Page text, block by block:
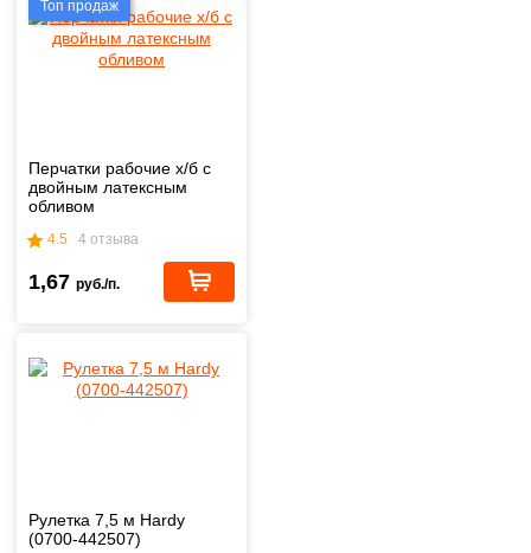
Топ продаж
Перчатки рабочие х/б с
двойным латексным
обливом
4.5 4 отзыва
1,67 руб./п.
Рулетка 7,5 м Hardy
(0700-442507)